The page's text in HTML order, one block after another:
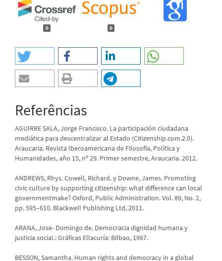
0 0
Referências
AGUIRRE SALA, Jorge Francisco. La participación ciudadana
mediática para descentralizar al Estado (Citizenship.com.2.0).
Araucaria. Revista Iberoamericana de Filosofía, Política y
Humanidades, año 15, nº 29. Primer semestre, Araucaria. 2012.
ANDREWS, Rhys. Cowell, Richard. y Downe, James. Promoting
civic culture by supporting citizenship: what difference can local
governmentmake? Oxford, Public Administration. Vol. 89, No. 2,
pp. 595–610. Blackwell Publishing Ltd, 2011.
ARANA, Jose- Domingo de. Democracia dignidad humana y
justicia social.: Gráficas Ellacuría: Bilbao, 1967.
BESSON, Samantha. Human rights and democracy in a global